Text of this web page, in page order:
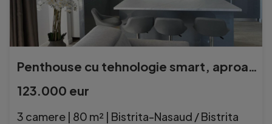
Penthouse cu tehnologie smart, aproape de Kaufland, zona Sud
123.000 eur
3 camere | 80 m² | Bistrita-Nasaud / Bistrita